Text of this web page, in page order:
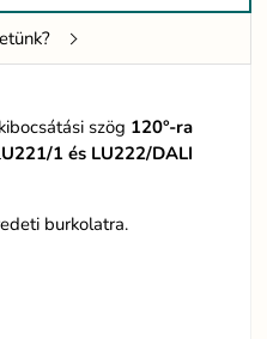
szög 120°-ra
U221/1 és LU222/DALI
burkolatra.